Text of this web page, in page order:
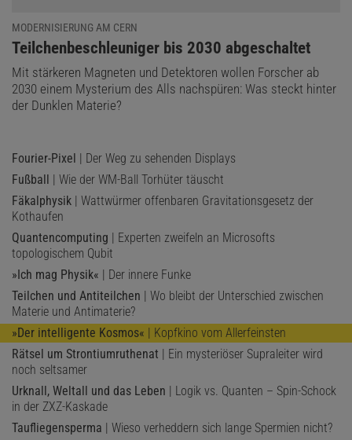
MODERNISIERUNG AM CERN
:
Teilchenbeschleuniger bis 2030 abgeschaltet
Mit stärkeren Magneten und Detektoren wollen Forscher ab
2030 einem Mysterium des Alls nachspüren: Was steckt hinter
der Dunklen Materie?
Fourier-Pixel | Der Weg zu sehenden Displays
Fußball | Wie der WM-Ball Torhüter täuscht
Fäkalphysik | Wattwürmer offenbaren Gravitationsgesetz der
Kothaufen
Quantencomputing | Experten zweifeln an Microsofts
topologischem Qubit
»Ich mag Physik« | Der innere Funke
Teilchen und Antiteilchen | Wo bleibt der Unterschied zwischen
Materie und Antimaterie?
»Der intelligente Kosmos« | Kopfkino vom Allerfeinsten
Rätsel um Strontiumruthenat | Ein mysteriöser Supraleiter wird
noch seltsamer
Urknall, Weltall und das Leben | Logik vs. Quanten – Spin-Schock
in der ZXZ-Kaskade
Taufliegensperma | Wieso verheddern sich lange Spermien nicht?